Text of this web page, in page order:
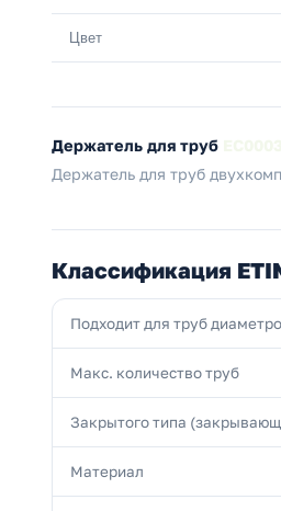
Цвет
Держатель для труб
Держатель для труб
Классификация
Подходит для труб
Макс. количество труб
Закрытого типа
Материал